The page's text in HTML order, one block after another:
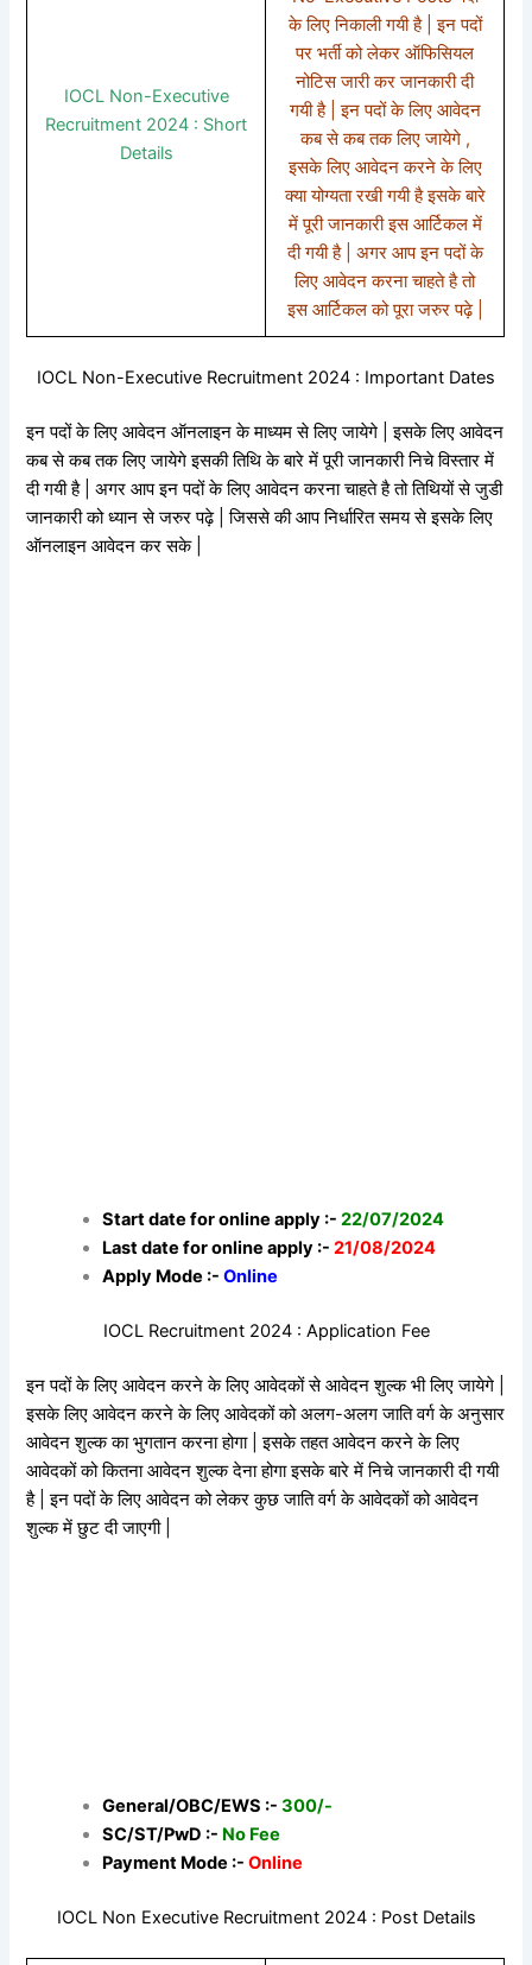
IOCL Non-Executive
Recruitment 2024 : Short
Details
के लिए निकाली गयी है | इन पदों
पर भर्ती को लेकर ऑफिसियल
नोटिस जारी कर जानकारी दी
गयी है | इन पदों के लिए आवेदन
कब से कब तक लिए जायेगे ,
इसके लिए आवेदन करने के लिए
क्या योग्यता रखी गयी है इसके बारे
में पूरी जानकारी इस आर्टिकल में
दी गयी है | अगर आप इन पदों के
लिए आवेदन करना चाहते है तो
इस आर्टिकल को पूरा जरुर पढ़े |
IOCL Non-Executive Recruitment 2024 : Important Dates
इन पदों के लिए आवेदन ऑनलाइन के माध्यम से लिए जायेगे | इसके लिए आवेदन
कब से कब तक लिए जायेगे इसकी तिथि के बारे में पूरी जानकारी निचे विस्तार में
दी गयी है | अगर आप इन पदों के लिए आवेदन करना चाहते है तो तिथियों से जुडी
जानकारी को ध्यान से जरुर पढ़े | जिससे की आप निर्धारित समय से इसके लिए
ऑनलाइन आवेदन कर सके |
Start date for online apply :-22/07/2024
Last date for online apply :- 21/08/2024
Apply Mode :-Online
IOCL Recruitment 2024 : Application Fee
इन पदों के लिए आवेदन करने के लिए आवेदकों से आवेदन शुल्क भी लिए जायेगे |
इसके लिए आवेदन करने के लिए आवेदकों को अलग-अलग जाति वर्ग के अनुसार
आवेदन शुल्क का भुगतान करना होगा | इसके तहत आवेदन करने के लिए
आवेदकों को कितना आवेदन शुल्क देना होगा इसके बारे में निचे जानकारी दी गयी
है | इन पदों के लिए आवेदन को लेकर कुछ जाति वर्ग के आवेदकों को आवेदन
शुल्क में छुट दी जाएगी |
General/OBC/EWS :-300/-
SC/ST/PwD :- No Fee
Payment Mode :-Online
IOCL Non Executive Recruitment 2024 : Post Details